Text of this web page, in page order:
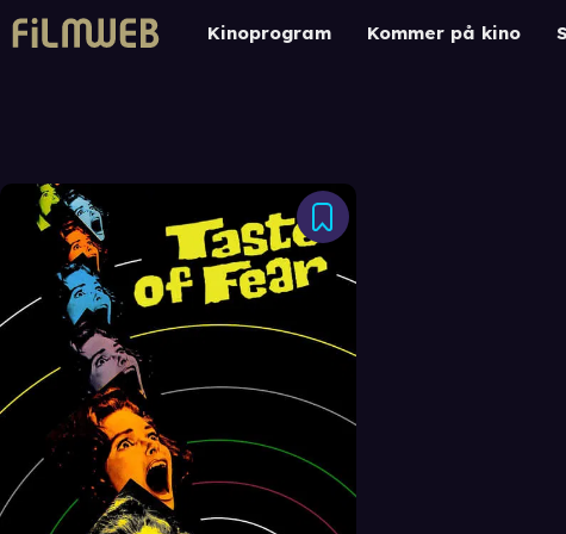
Kinoprogram Kommer på kino